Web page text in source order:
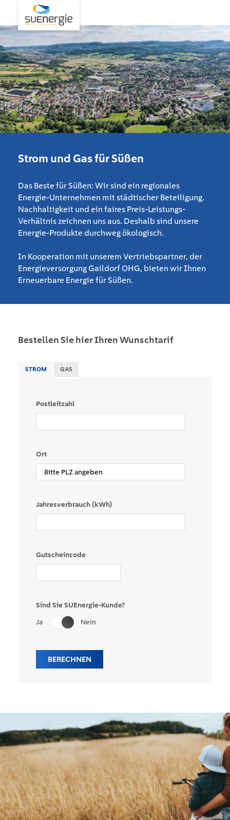
Strom und Gas für Süßen
Das Beste für Süßen: Wir sind ein regionales
Energie-Unternehmen mit städtischer Beteiligung.
Nachhaltigkeit und ein faires Preis-Leistungs-
Verhältnis zeichnen uns aus. Deshalb sind unsere
Energie-Produkte durchweg ökologisch.
In Kooperation mit unserem Vertriebspartner, der
Energieversorgung Gaildorf OHG, bieten wir Ihnen
Erneuerbare Energie für Süßen.
Bestellen Sie hier Ihren Wunschtarif
STROM GAS
Postleitzahl
Ort
Jahresverbrauch (kWh)
Gutscheincode
Sind Sie SUEnergie-Kunde?
Ja Nein
BERECHNEN